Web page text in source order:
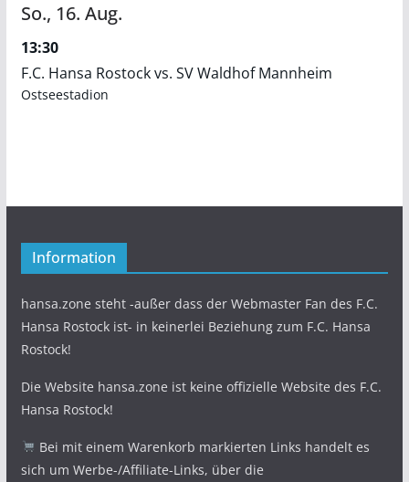
So., 16. Aug.
13:30
F.C. Hansa Rostock vs. SV Waldhof Mannheim
Ostseestadion
Information
hansa.zone steht -außer dass der Webmaster Fan des F.C.
Hansa Rostock ist- in keinerlei Beziehung zum F.C. Hansa
Rostock!
Die Website hansa.zone ist keine offizielle Website des F.C.
Hansa Rostock!
Bei mit einem Warenkorb markierten Links handelt es
sich um Werbe-/Affiliate-Links, über die